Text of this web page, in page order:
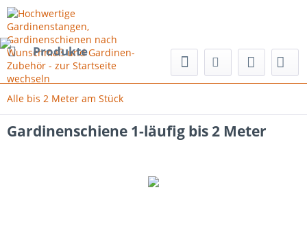
Produkte
Alle bis 2 Meter am Stück
Gardinenschiene 1-läufig bis 2 Meter